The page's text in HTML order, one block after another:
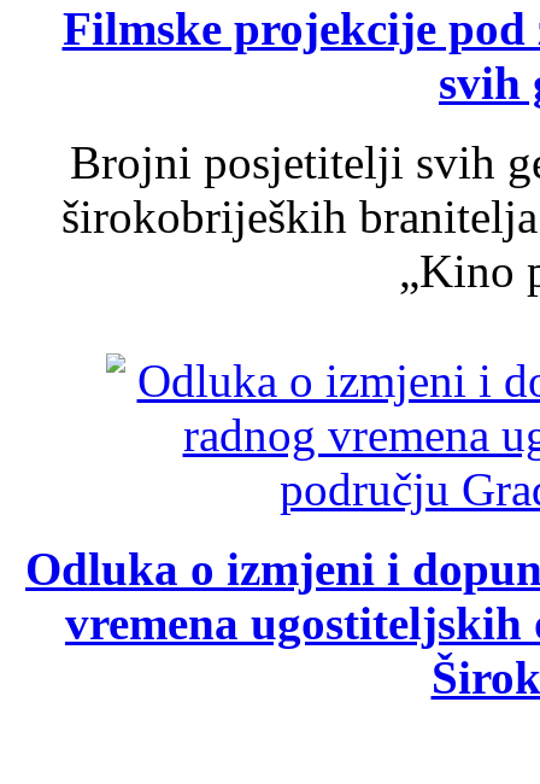
Filmske projekcije
svih
Brojni posjetitelji svih
širokobrijeških
„Kino
Odluka o izmjeni i
vremena